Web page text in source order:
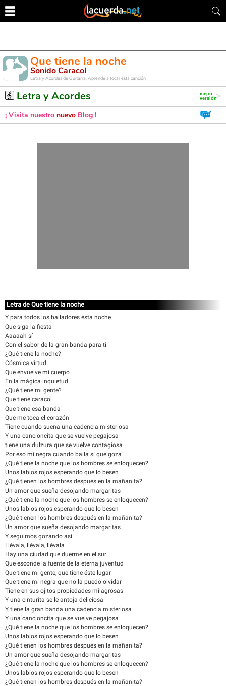
Que tiene la noche
Sonido Caracol
Letra y Acordes de Guitarra. Aprende a tocar esta canción
Letra y Acordes
¡ Visita nuestro nuevo Blog !
Letra de Que tiene la noche
Y para todos los bailadores ésta noche
Que siga la fiesta
Aaaaah sí
Con el sabor de la gran banda para ti
¿Qué tiene la noche?
Cósmica virtud
Que envuelve mi cuerpo
En la mágica inquietud
¿Qué tiene mi gente?
Que tiene caracol
Que tiene esa banda
Que me toca el corazón
Tiene cuando suena una cadencia misteriosa
Y una cancioncita que se vuelve pegajosa
tiene una dulzura que se vuelve contagiosa
Por eso mi negra cuando baila sí que goza
¿Qué tiene la noche que los hombres se enloquecen?
Unos labios rojos esperando que lo besen
¿Qué tienen los hombres después en la mañanita?
Un amor que sueña desojando margaritas
¿Qué tiene la noche que los hombres se enloquecen?
Unos labios rojos esperando que lo besen
¿Qué tienen los hombres después en la mañanita?
Un amor que sueña desojando margaritas
Y seguimos gozando así
Llévala, llévala, llévala
Hay una ciudad que duerme en el sur
Que esconde la fuente de la eterna juventud
Que tiene mi gente, que tiene éste lugar
Que tiene mi negra que no la puedo olvidar
Tiene en sus ojitos propiedades milagrosas
Y una cinturita se le antoja deliciosa
Y tiene la gran banda una cadencia misteriosa
Y una cancioncita que se vuelve pegajosa
¿Qué tiene la noche que los hombres se enloquecen?
Unos labios rojos esperando que lo besen
¿Qué tienen los hombres después en la mañanita?
Un amor que sueña desojando margaritas
¿Qué tiene la noche que los hombres se enloquecen?
Unos labios rojos esperando que lo besen
¿Qué tienen los hombres después en la mañanita?